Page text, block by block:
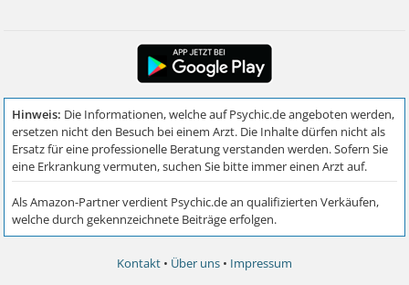
Kontakt • Über uns • Impressum